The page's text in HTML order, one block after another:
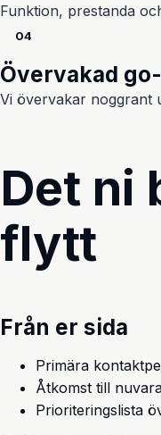
Funktion, prestanda
04
Övervakad
Vi övervakar noggrant
Det ni
flytt
Från er sida
Primära
Åtkomst till
Prioriteringslista